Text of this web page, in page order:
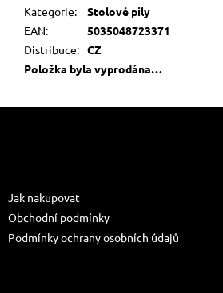
Kategorie:
Stolové pily
EAN:
5035048723371
Distribuce: CZ
Položka byla vyprodána…
Jak nakupovat
Obchodní podmínky
Podmínky ochrany osobních údajů